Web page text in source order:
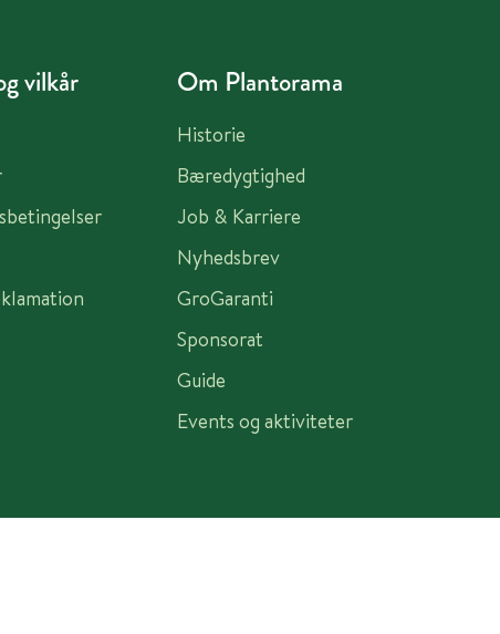
vilkår Om Plantorama
Historie
Bæredygtighed
Job & Karriere
Nyhedsbrev
GroGaranti
Sponsorat
Guide
Events og aktiviteter